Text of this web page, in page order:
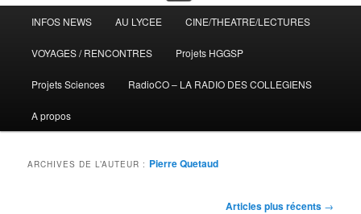
principal
INFOS NEWS AU LYCEE CINE/THEATRE/LECTURES
VOYAGES / RENCONTRES Projets HGGSP
Projets Sciences RadioCO – LA RADIO DES COLLEGIENS
A propos
ARCHIVES DE L’AUTEUR : Pierre Quetaud
Articles plus récents →